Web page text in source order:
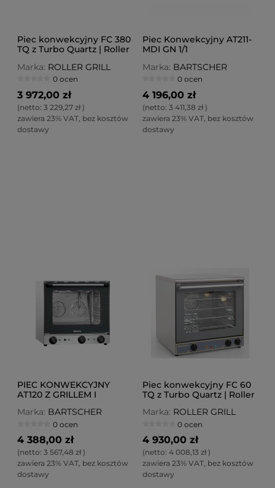
Piec konwekcyjny FC 380
TQ z Turbo Quartz | Roller
Marka: ROLLER GRILL
0 ocen
3 972,00 zł
(netto: 3 229,27 zł)
zawiera 23% VAT, bez kosztów
dostawy
Piec Konwekcyjny AT211-
MDI GN 1/1
Marka: BARTSCHER
0 ocen
4 196,00 zł
(netto: 3 411,38 zł)
zawiera 23% VAT, bez kosztów
dostawy
PIEC KONWEKCYJNY
AT120 Z GRILLEM I
Marka: BARTSCHER
0 ocen
4 388,00 zł
(netto: 3 567,48 zł)
zawiera 23% VAT, bez kosztów
dostawy
Piec konwekcyjny FC 60
TQ z Turbo Quartz | Roller
Marka: ROLLER GRILL
0 ocen
4 930,00 zł
(netto: 4 008,13 zł)
zawiera 23% VAT, bez kosztów
dostawy